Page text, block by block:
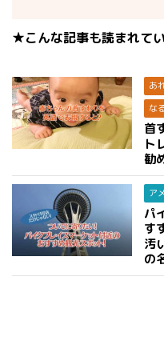
★こんな記事も読まれて
あ
な
首
ト
勧
ア
パ
す
汚
の